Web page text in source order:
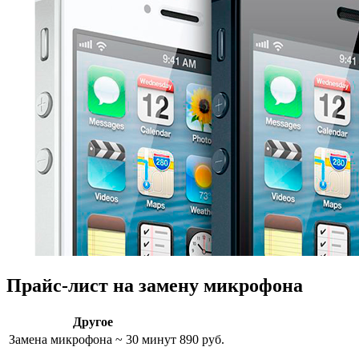
Прайс-лист на замену микрофона
Другое
Замена микрофона ~ 30 минут 890 руб.